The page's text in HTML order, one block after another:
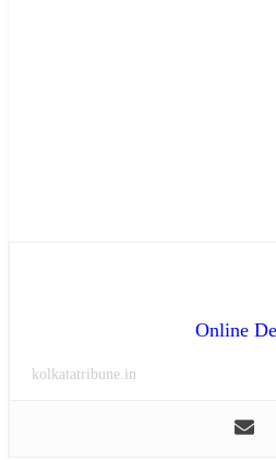
Online
kolkatatribune.in